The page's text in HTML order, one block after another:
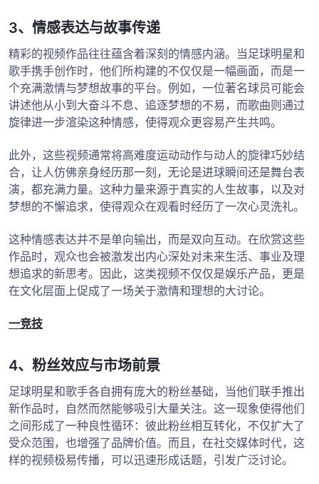
3、情感表达与故事传递
精彩的视频作品往往蕴含着深刻的情感内涵。当足球明星和
歌手携手创作时，他们所构建的不仅仅是一幅画面，而是一
个充满激情与梦想故事的平台。例如，一位著名球员可能会
讲述他从小到大奋斗不息、追逐梦想的不易，而歌曲则通过
旋律进一步渲染这种情感，使得观众更容易产生共鸣。
此外，这些视频通常将高难度运动动作与动人的旋律巧妙结
合，让人仿佛亲身经历那一刻，无论是进球瞬间还是舞台表
演，都充满力量。这种力量来源于真实的人生故事，以及对
梦想的不懈追求，使得观众在观看时经历了一次心灵洗礼。
这种情感表达并不是单向输出，而是双向互动。在欣赏这些
作品时，观众也会被激发出内心深处对未来生活、事业及理
想追求的新思考。因此，这类视频不仅仅是娱乐产品，更是
在文化层面上促成了一场关于激情和理想的大讨论。
一竞技
4、粉丝效应与市场前景
足球明星和歌手各自拥有庞大的粉丝基础，当他们联手推出
新作品时，自然而然能够吸引大量关注。这一现象使得他们
之间形成了一种良性循环：彼此粉丝相互转化，不仅扩大了
受众范围，也增强了品牌价值。而且，在社交媒体时代，这
样的视频极易传播，可以迅速形成话题，引发广泛讨论。